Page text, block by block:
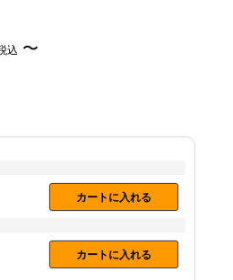
込 〜
カートに入れる
カートに入れる